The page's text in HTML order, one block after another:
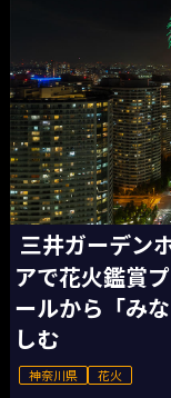
三井ガーデン
アで花火鑑賞
ールから「み
しむ
神奈川県 花火